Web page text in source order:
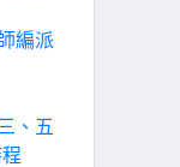
編派
、五